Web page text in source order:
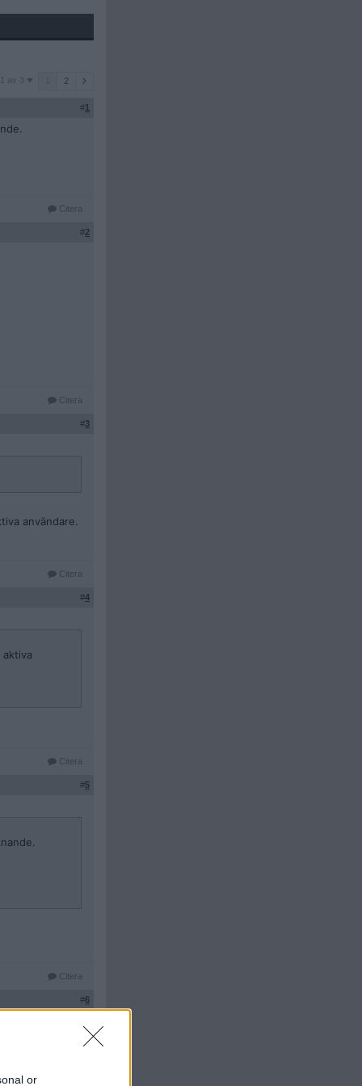
or
av 3 2
#1
Citera
#2
Citera
#3
användare.
Citera
#4
Citera
#5
Citera
#6